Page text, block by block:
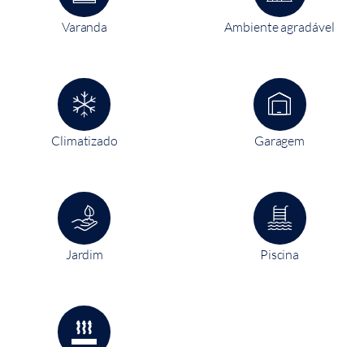
Varanda Ambiente agradável
Climatizado Garagem
Jardim Piscina